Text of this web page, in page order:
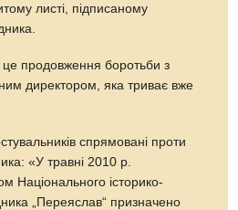
листі, підписаному
продовження боротьби з
директором, яка триває вже
спрямовані проти
«У травні 2010 р.
Національного історико-
„Переяслав“ призначено